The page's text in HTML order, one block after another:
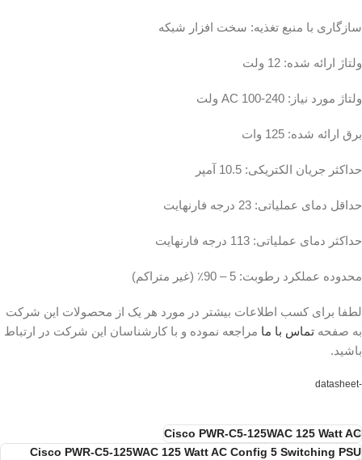
سازگاری با منبع تغذیه: سخت افزار شبکه
ولتاژ ارائه شده: 12 ولت
ولتاژ مورد نیاز: AC 100-240 ولت
برق ارائه شده: 125 وات
حداکثر جریان الکتریکی: 10.5 آمپر
حداقل دمای عملیاتی: 23 درجه فارنهایت
حداکثر دمای عملیاتی: 113 درجه فارنهایت
محدوده عملکرد رطوبت: 5 – 90٪ (غیر متراکم)
لطفا برای کسب اطلاعات بیشتر در مورد هر یک از محصولات این شرکت
به صفحه تماس با ما مراجعه نموده و با کارشناسان این شرکت در ارتباط
باشید.
-datasheet
Cisco PWR-C5-125WAC 125 Watt AC
Cisco PWR-C5-125WAC 125 Watt AC Config 5 Switching PSU